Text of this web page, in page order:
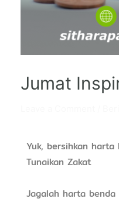
Jumat
Yuk, bersihkan harta
Tunaikan Zakat
Jagalah harta